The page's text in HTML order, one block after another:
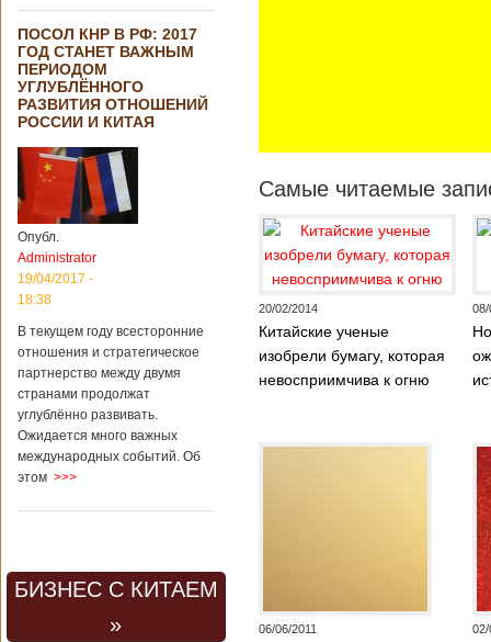
ПОСОЛ КНР В РФ: 2017
ГОД СТАНЕТ ВАЖНЫМ
ПЕРИОДОМ
УГЛУБЛЁННОГО
РАЗВИТИЯ ОТНОШЕНИЙ
РОССИИ И КИТАЯ
Опубл.
Administrator
19/04/2017 -
18:38
В текущем году всесторонние
отношения и стратегическое
партнерство между двумя
странами продолжат
углублённо развивать.
Ожидается много важных
международных событий. Об
этом >>>
БИЗНЕС С КИТАЕМ
»
Самые читаемые
20/02/2014
Китайские ученые
изобрели бумагу, которая
невосприимчива к огню
08/
06/06/2011 02/